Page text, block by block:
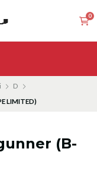
0
D
LIMITED)
(B-